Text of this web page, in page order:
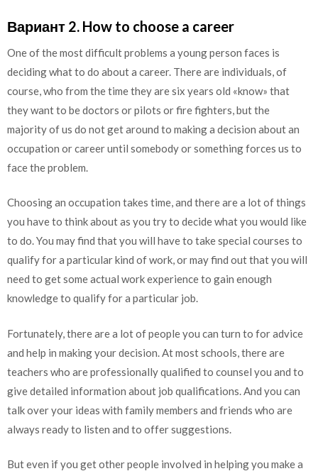
Вариант 2. How to choose a career
One of the most difficult problems a young person faces is
deciding what to do about a career. There are individuals, of
course, who from the time they are six years old «know» that
they want to be doctors or pilots or fire fighters, but the
majority of us do not get around to making a decision about an
occupation or career until somebody or something forces us to
face the problem.
Choosing an occupation takes time, and there are a lot of things
you have to think about as you try to decide what you would like
to do. You may find that you will have to take special courses to
qualify for a particular kind of work, or may find out that you will
need to get some actual work experience to gain enough
knowledge to qualify for a particular job.
Fortunately, there are a lot of people you can turn to for advice
and help in making your decision. At most schools, there are
teachers who are professionally qualified to counsel you and to
give detailed information about job qualifications. And you can
talk over your ideas with family members and friends who are
always ready to listen and to offer suggestions.
But even if you get other people involved in helping you make a